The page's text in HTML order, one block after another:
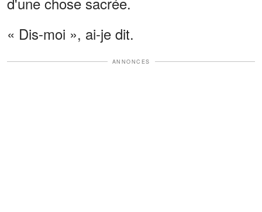
« Dis-moi », ai-je dit.
ANNONCES